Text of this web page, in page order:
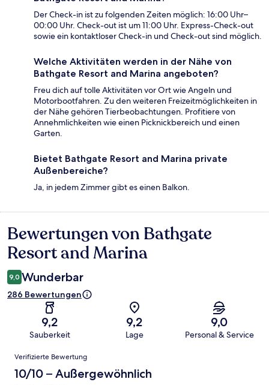
Der Check-in ist zu folgenden Zeiten möglich: 16:00 Uhr–
00:00 Uhr. Check-out ist um 11:00 Uhr. Express-Check-out
sowie ein kontaktloser Check-in und Check-out sind möglich.
Welche Aktivitäten werden in der Nähe von
Bathgate Resort and Marina angeboten?
Freu dich auf tolle Aktivitäten vor Ort wie Angeln und
Motorbootfahren. Zu den weiteren Freizeitmöglichkeiten in
der Nähe gehören Tierbeobachtungen. Profitiere von
Annehmlichkeiten wie einen Picknickbereich und einen
Garten.
Bietet Bathgate Resort and Marina private
Außenbereiche?
Ja, in jedem Zimmer gibt es einen Balkon.
Bewertungen
Bewertungen von Bathgate
Resort and Marina
9,0 Wunderbar
286 Bewertungen
9,2
Sauberkeit
9,2
Lage
9,0
Personal & Service
Bewertungen
Verifizierte Bewertung
10/10 – Außergewöhnlich